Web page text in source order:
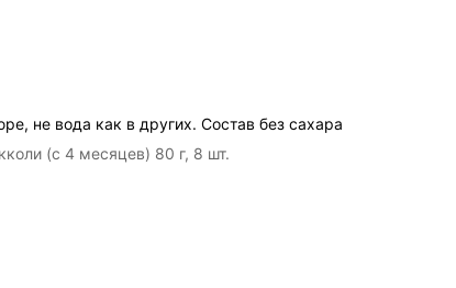
не вода как в других. Состав без сахара
(с 4 месяцев) 80 г, 8 шт.